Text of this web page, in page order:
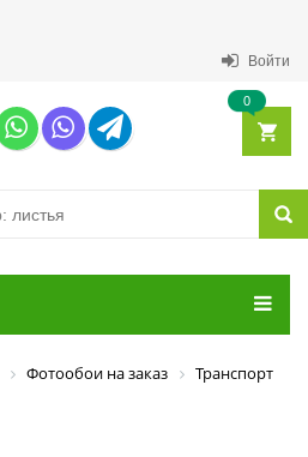
Войти
0
Фотообои на заказ
Транспорт